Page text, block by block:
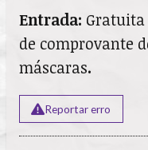
Entrada:
de comprovante
máscaras.
Reportar erro